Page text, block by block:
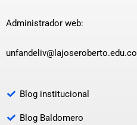
Administrador web:
unfandeliv@lajoseroberto.edu.co
Blog institucional
Blog Baldomero